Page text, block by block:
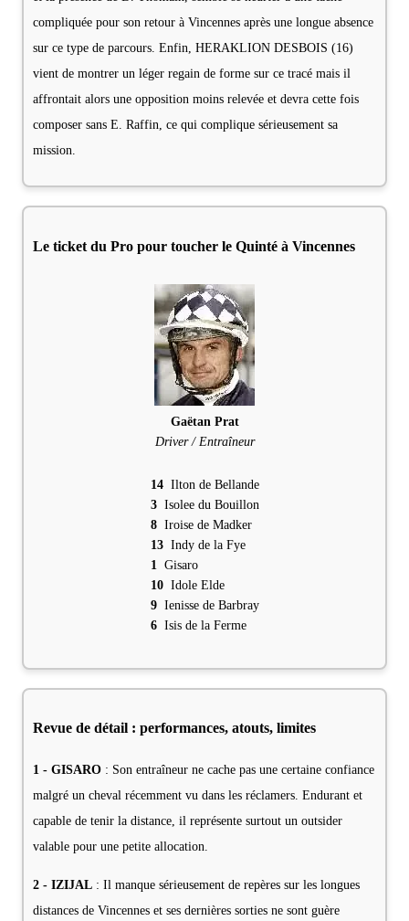
compliquée pour son retour à Vincennes après une longue absence
sur ce type de parcours. Enfin, HERAKLION DESBOIS (16)
vient de montrer un léger regain de forme sur ce tracé mais il
affrontait alors une opposition moins relevée et devra cette fois
composer sans E. Raffin, ce qui complique sérieusement sa
mission.
Le ticket du Pro pour toucher le Quinté à Vincennes
Gaëtan Prat
Driver / Entraîneur
14Ilton de Bellande
3Isolee du Bouillon
8Iroise de Madker
13Indy de la Fye
1 Gisaro
10Idole Elde
9Ienisse de Barbray
6Isis de la Ferme
Revue de détail : performances, atouts, limites
1 - GISARO : Son entraîneur ne cache pas une certaine confiance
malgré un cheval récemment vu dans les réclamers. Endurant et
capable de tenir la distance, il représente surtout un outsider
valable pour une petite allocation.
2 - IZIJAL : Il manque sérieusement de repères sur les longues
distances de Vincennes et ses dernières sorties ne sont guère